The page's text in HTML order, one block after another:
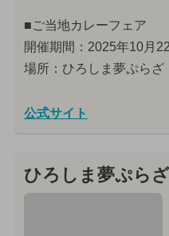
■ご当地カレーフェア
開催期間：2025年10月
場所：ひろしま夢ぷらざ
公式サイト
ひろしま夢ぷらざ